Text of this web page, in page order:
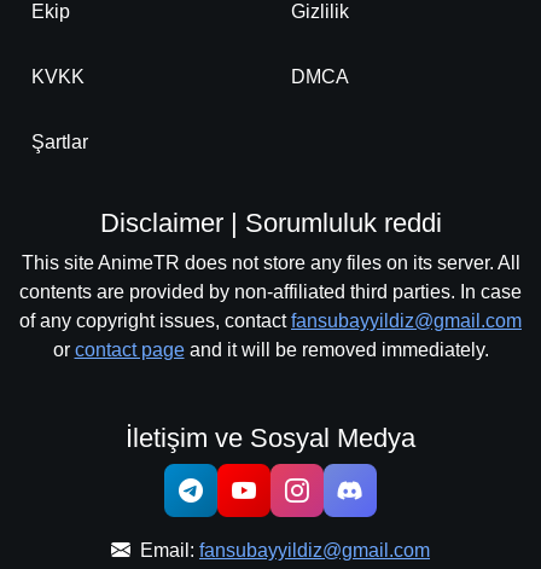
Ekip Gizlilik
KVKK DMCA
Şartlar
Disclaimer | Sorumluluk reddi
This site AnimeTR does not store any files on its server. All
contents are provided by non-affiliated third parties. In case
of any copyright issues, contactfansubayyildiz@gmail.com
or contact pageand it will be removed immediately.
İletişim ve Sosyal Medya
Email: fansubayyildiz@gmail.com